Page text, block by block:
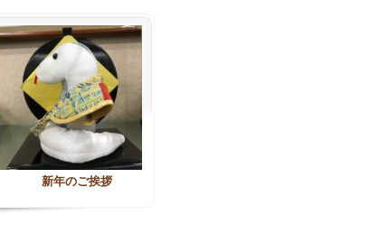
新年のご挨拶